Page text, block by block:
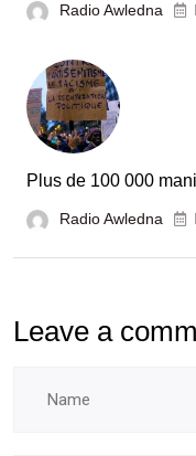
Radio Awledna
Plus de 100 000
Radio Awledna
Leave a